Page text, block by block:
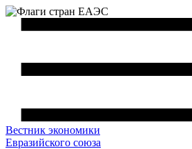
Вестник экономики
Евразийского союза